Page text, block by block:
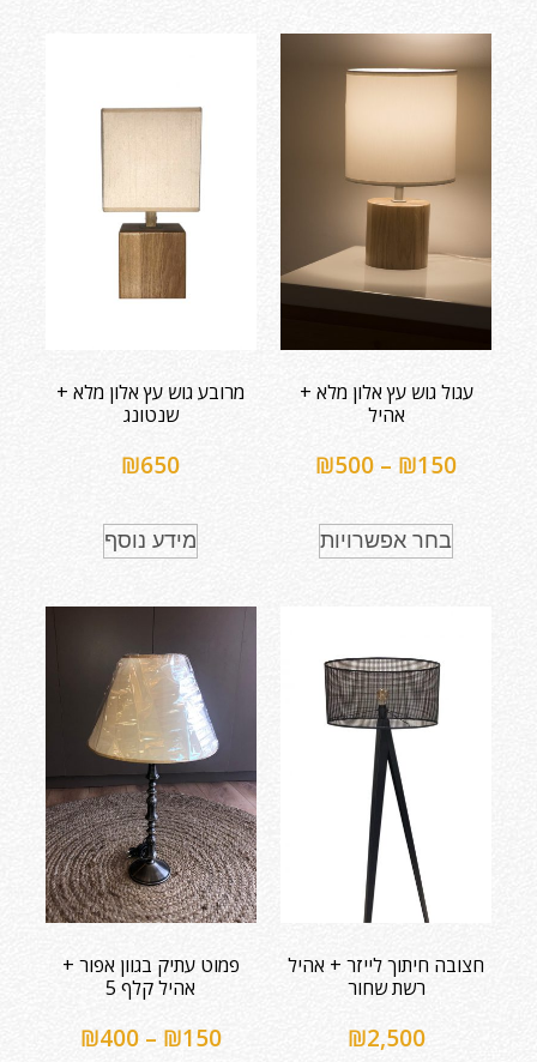
עגול גוש עץ אלון מלא +
אהיל
₪150
–
₪500
בחר אפשרויות
מרובע גוש עץ אלון מלא +
שנטונג
₪650
מידע נוסף
חצובה חיתוך לייזר + אהיל
רשת שחור
₪2,500
פמוט עתיק בגוון אפור +
אהיל קלף 5
₪150
–
₪400